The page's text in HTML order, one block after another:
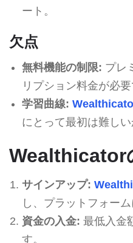
ート。
欠点
無料機能の制限: プレ
リプション料金が必要
学習曲線:
にとって最初は難しい
Wealthicator
サインアップ:
し、プラットフォー
資金の入金: 最低入金
す。